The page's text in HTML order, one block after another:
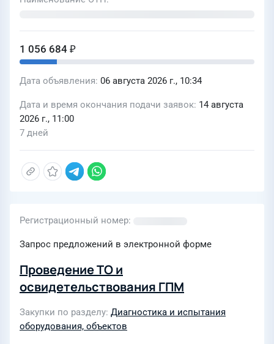
1 056 684 ₽
Дата объявления 06 августа 2026 г., 10:34
Дата и время окончания подачи заявок 14 августа
2026 г., 11:00
7 дней
Регистрационный номер
Запрос предложений в электронной форме
Проведение ТО и
освидетельствования ГПМ
Закупки по разделу Диагностика и испытания
оборудования, объектов